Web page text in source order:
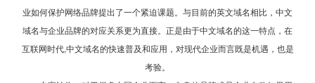
业如何保护网络品牌提出了一个紧迫课题。与目前的英文域名相比，中文
域名与企业品牌的对应关系更为直接。正是由于中文域名的这一特点，在
互联网时代,中文域名的快速普及和应用，对现代企业而言既是机遇，也是
考验。